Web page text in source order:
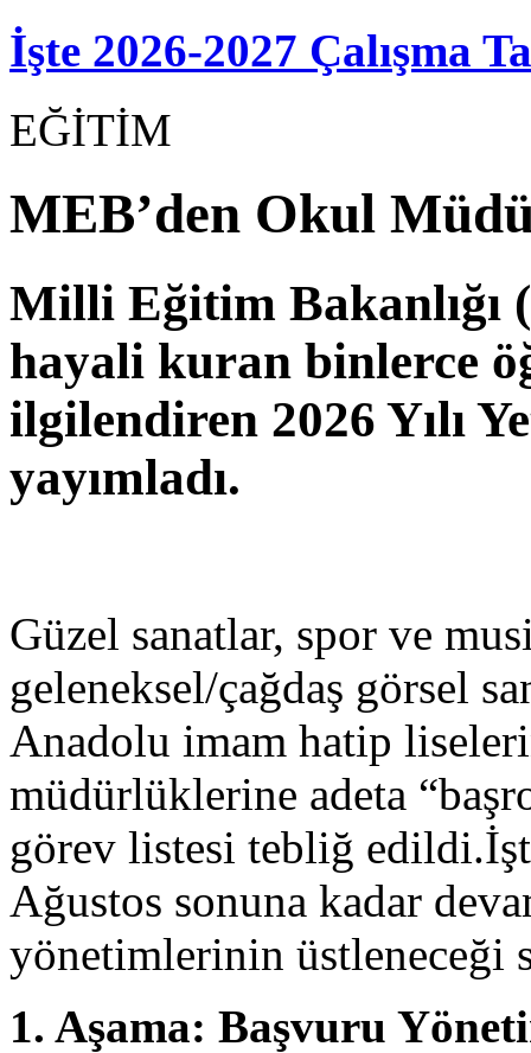
İşte 2026-2027 Çalışma
EĞİTİM
MEB’den Okul
Milli Eğitim Bakanlığı
hayali kuran binlerce
ilgilendiren 2026 Yılı
yayımladı.
Güzel sanatlar, spor ve
geleneksel/çağdaş görsel
Anadolu imam hatip
müdürlüklerine adeta
görev listesi tebliğ
Ağustos sonuna kadar
yönetimlerinin üstleneceği
1. Aşama: Başvuru